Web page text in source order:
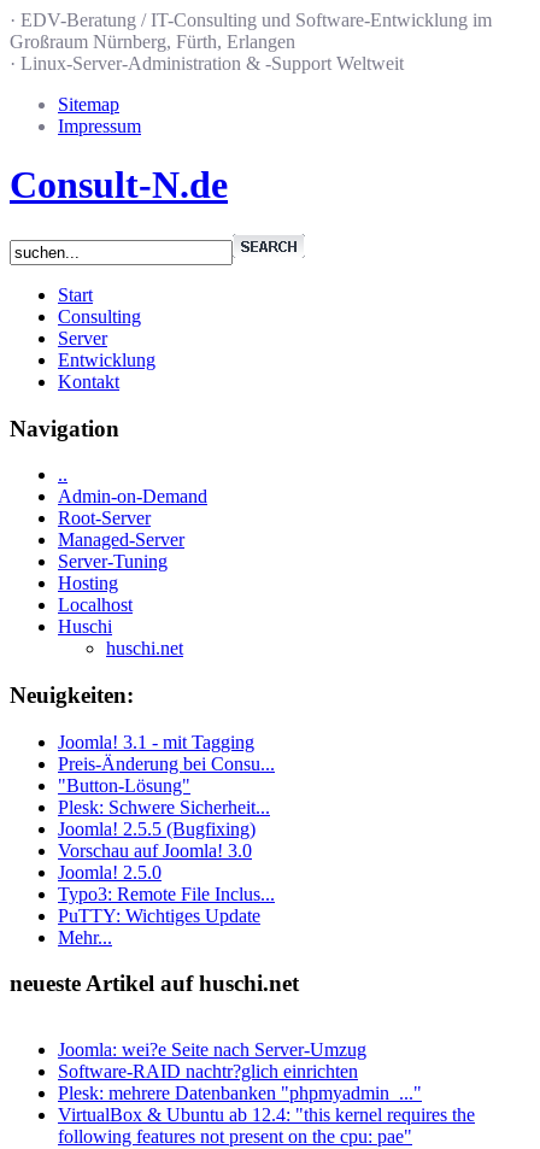
· EDV-Beratung / IT-Consulting und Software-Entwicklung im
Großraum Nürnberg, Fürth, Erlangen
· Linux-Server-Administration & -Support Weltweit
Sitemap
Impressum
Consult-N.de
Start
Consulting
Server
Entwicklung
Kontakt
Navigation
..
Admin-on-Demand
Root-Server
Managed-Server
Server-Tuning
Hosting
Localhost
Huschi
huschi.net
Neuigkeiten:
Joomla! 3.1 - mit Tagging
Preis-Änderung bei Consu...
"Button-Lösung"
Plesk: Schwere Sicherheit...
Joomla! 2.5.5 (Bugfixing)
Vorschau auf Joomla! 3.0
Joomla! 2.5.0
Typo3: Remote File Inclus...
PuTTY: Wichtiges Update
Mehr...
neueste Artikel auf huschi.net
Joomla: wei?e Seite nach Server-Umzug
Software-RAID nachtr?glich einrichten
Plesk: mehrere Datenbanken "phpmyadmin_..."
VirtualBox & Ubuntu ab 12.4: "this kernel requires the
following features not present on the cpu: pae"